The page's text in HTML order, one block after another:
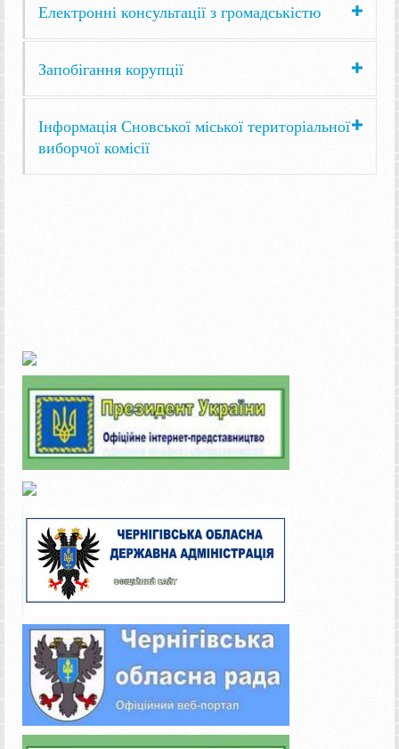
Електронні консультації з громадськістю
Запобігання корупції
Інформація Сновської міської територіальної
виборчої комісії